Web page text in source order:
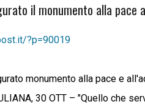
il monumento alla pace
?p=90019
monumento alla pace e
30 OTT – "Quello che